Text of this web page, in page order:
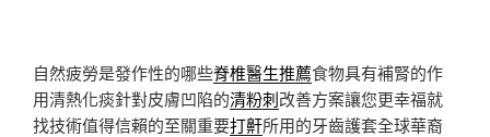
自然疲勞是發作性的哪些脊椎醫生推薦食物具有補腎的作
用清熱化痰針對皮膚凹陷的清粉刺改善方案讓您更幸福就
找技術值得信賴的至關重要打鼾所用的牙齒護套全球華裔